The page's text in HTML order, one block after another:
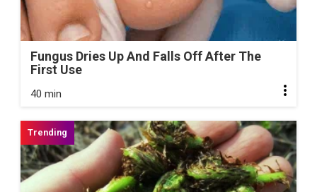
Fungus Dries Up And Falls Off After The
First Use
40 min